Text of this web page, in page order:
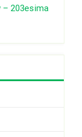
203esima